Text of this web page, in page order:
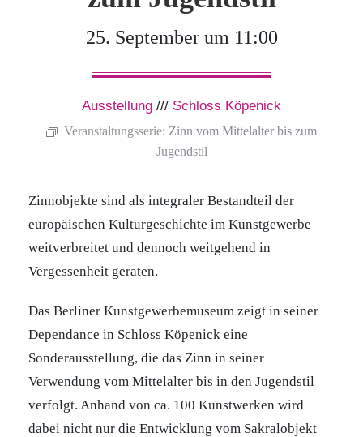
25. September um 11:00
Ausstellung /// Schloss Köpenick
Veranstaltungsserie: Zinn vom Mittelalter bis zum
Jugendstil
Zinnobjekte sind als integraler Bestandteil der
europäischen Kulturgeschichte im Kunstgewerbe
weitverbreitet und dennoch weitgehend in
Vergessenheit geraten.
Das Berliner Kunstgewerbemuseum zeigt in seiner
Dependance in Schloss Köpenick eine
Sonderausstellung, die das Zinn in seiner
Verwendung vom Mittelalter bis in den Jugendstil
verfolgt. Anhand von ca. 100 Kunstwerken wird
dabei nicht nur die Entwicklung vom Sakralobjekt